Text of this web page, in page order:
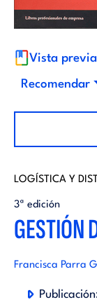
d
t
o
r
i
a
a
Vista
Recomendar
LOGÍSTICA Y
3ª edición
GESTIÓN
Francisca Parra